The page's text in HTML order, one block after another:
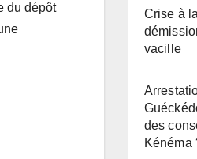
du dépôt
Crise à
vacille
des
Kénéma